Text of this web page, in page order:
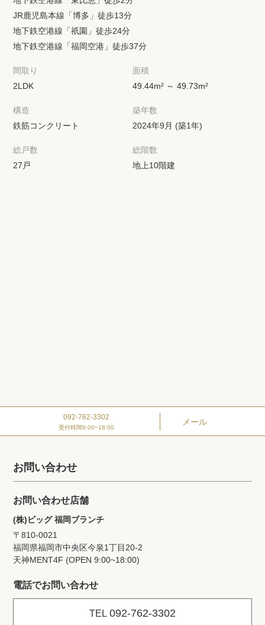
JR鹿児島本線「博多」徒歩13分
地下鉄空港線「祇園」徒歩24分
地下鉄空港線「福岡空港」徒歩37分
間取り
2LDK
面積
49.44m² ～ 49.73m²
構造
鉄筋コンクリート
築年数
2024年9月 (築1年)
総戸数
27戸
総階数
地上10階建
092-762-3302
受付時間9:00~18:00
メール
お問い合わせ
お問い合わせ店舗
(株)ビッグ 福岡ブランチ
〒810-0021
福岡県福岡市中央区今泉1丁目20‐2
天神MENT4F (OPEN 9:00~18:00)
電話でお問い合わせ
TEL 092-762-3302